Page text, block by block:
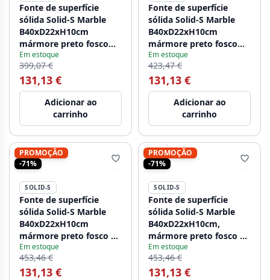
Fonte de superfície
sólida Solid-S Marble
B40xD22xH10cm
mármore preto fosco
1208953898.
Em estoque
399,07 €
131,13 €
Adicionar ao
carrinho
Fonte de superfície
sólida Solid-S Marble
B40xD22xH10cm
mármore preto fosco
esquerdo sem furo para
torneira 1208954632
Em estoque
423,47 €
131,13 €
Adicionar ao
carrinho
PROMOÇÃO
-71%
SOLID-S
Fonte de superfície
sólida Solid-S Marble
B40xD22xH10cm
mármore preto fosco à
esquerda com furo para
torneira 1208954633
Em estoque
453,46 €
131,13 €
PROMOÇÃO
-71%
SOLID-S
Fonte de superfície
sólida Solid-S Marble
B40xD22xH10cm,
mármore preto fosco à
direita com furo para
torneira 1208954634.
Em estoque
453,46 €
131,13 €